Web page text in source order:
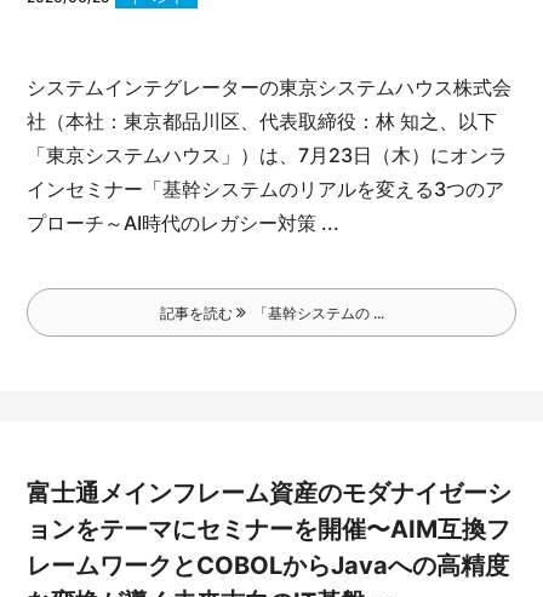
システムインテグレーターの東京システムハウス株式会
社（本社：東京都品川区、代表取締役：林 知之、以下
「東京システムハウス」）は、7月23日（木）にオンラ
インセミナー「基幹システムのリアルを変える3つのア
プローチ～AI時代のレガシー対策 ...
記事を読む 「基幹システムの ...
富士通メインフレーム資産のモダナイゼーシ
ョンをテーマにセミナーを開催〜AIM互換フ
レームワークとCOBOLからJavaへの高精度